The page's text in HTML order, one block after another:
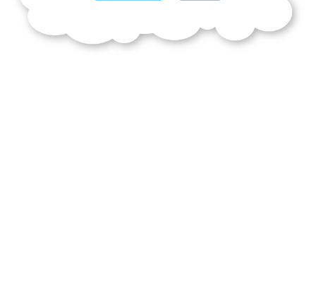
antagonisme